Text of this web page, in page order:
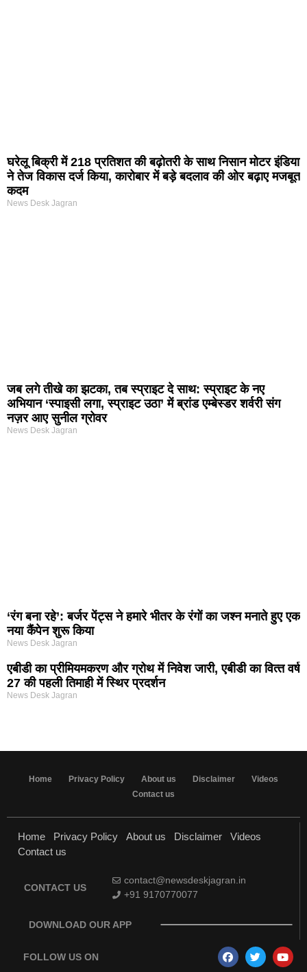
घरेलू बिक्री में 218 प्रतिशत की बढ़ोतरी के साथ निसान मोटर इंडिया
ने तेज विकास दर्ज किया, कारोबार में बड़े बदलाव की ओर बढ़ाए मजबूत
कदम
News Desk Jagran
जब लगे तीखे का झटका, तब स्प्राइट दे साथ: स्प्राइट के नए
अभियान ‘स्पाइसी लगा, स्प्राइट उठा’ में ब्रांड एम्बेस्डर शर्वरी संग
नज़र आए सुनील ग्रोवर
News Desk Jagran
‘रंग बना रहे’: बर्जर पेंट्स ने हमारे भीतर के रंगों का जश्न मनाते हुए एक
नया कैंपेन शुरू किया
News Desk Jagran
एबीडी का प्रीमियमकरण और ग्रोथ में निवेश जारी, एबीडी का वित्‍त वर्ष
27 की पहली तिमाही में स्थिर प्रदर्शन
News Desk Jagran
Home Privacy Policy About us Disclaimer
Videos
Contact us
Home Privacy Policy About us Disclaimer
Videos
Contact us
CONTACT US
contact@newsdeskjagran.in
+91 9170770077
DOWNLOAD OUR APP
FOLLOW US ON